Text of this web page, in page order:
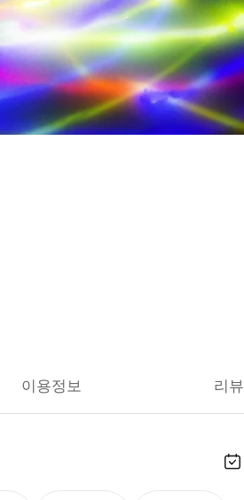
이용정보 리뷰